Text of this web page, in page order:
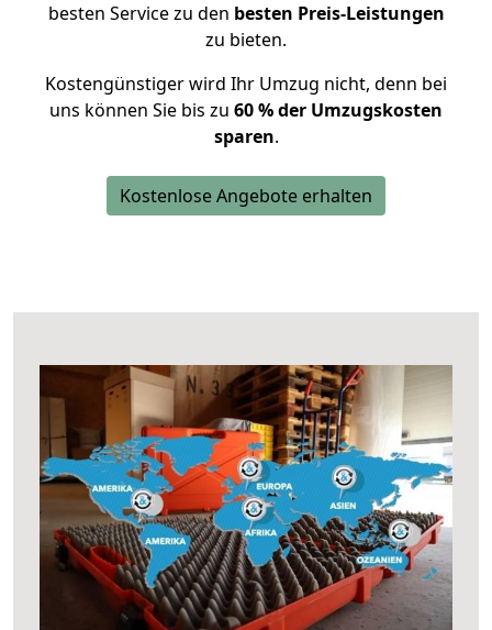
besten Service zu den besten Preis-Leistungen
zu bieten.
Kostengünstiger wird Ihr Umzug nicht, denn bei
uns können Sie bis zu 60 % der Umzugskosten
sparen.
Kostenlose Angebote erhalten